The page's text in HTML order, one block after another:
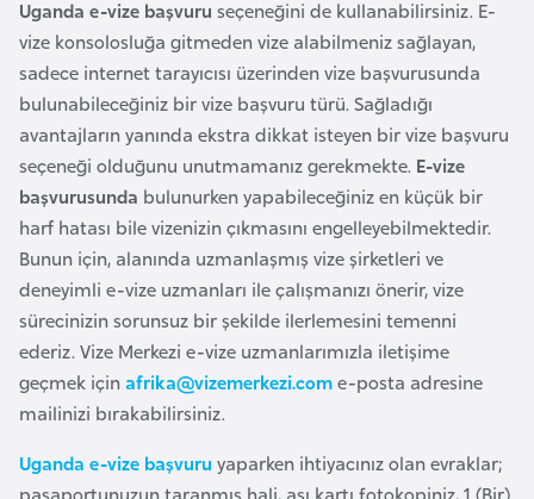
Uganda e-vize başvuru seçeneğini de kullanabilirsiniz. E-
vize konsolosluğa gitmeden vize alabilmeniz sağlayan,
sadece internet tarayıcısı üzerinden vize başvurusunda
bulunabileceğiniz bir vize başvuru türü. Sağladığı
avantajların yanında ekstra dikkat isteyen bir vize başvuru
seçeneği olduğunu unutmamanız gerekmekte. E-vize
başvurusunda bulunurken yapabileceğiniz en küçük bir
harf hatası bile vizenizin çıkmasını engelleyebilmektedir.
Bunun için, alanında uzmanlaşmış vize şirketleri ve
deneyimli e-vize uzmanları ile çalışmanızı önerir, vize
sürecinizin sorunsuz bir şekilde ilerlemesini temenni
ederiz. Vize Merkezi e-vize uzmanlarımızla iletişime
geçmek içinafrika@vizemerkezi.come-posta adresine
mailinizi bırakabilirsiniz.
Uganda e-vize başvuru yaparken ihtiyacınız olan evraklar;
g
a
r
i
s
t
a
n
B
u
r
k
i
n
a